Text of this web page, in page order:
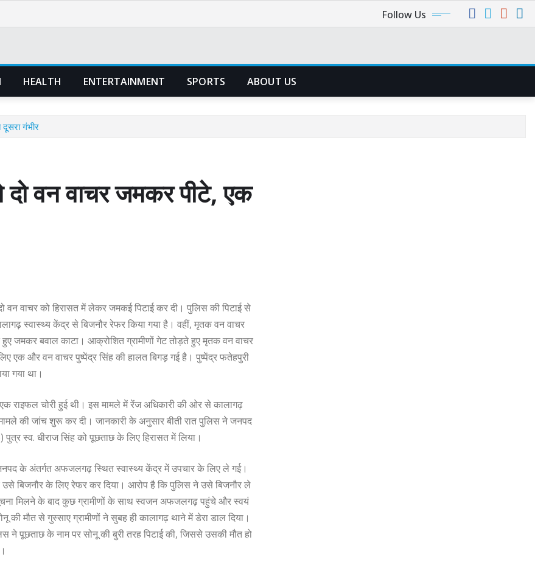
Follow Us
HEALTH ENTERTAINMENT SPORTS ABOUT US
गंभीर
वन वाचर जमकर पीटे, एक
वन वाचर को हिरासत में लेकर जमकई पिटाई कर दी। पुलिस की पिटाई से
स्वास्थ्य केंद्र से बिजनौर रेफर किया गया है। वहीं, मृतक वन वाचर
जमकर बवाल काटा। आक्रोशित ग्रामीणों गेट तोड़ते हुए मृतक वन वाचर
एक और वन वाचर पुष्पेंद्र सिंह की हालत बिगड़ गई है। पुष्पेंद्र फतेहपुरी
गया था।
राइफल चोरी हुई थी। इस मामले में रेंज अधिकारी की ओर से कालागढ़
की जांच शुरू कर दी। जानकारी के अनुसार बीती रात पुलिस ने जनपद
स्व. धीराज सिंह को पूछताछ के लिए हिरासत में लिया।
के अंतर्गत अफजलगढ़ स्थित स्वास्थ्य केंद्र में उपचार के लिए ले गई।
बिजनौर के लिए रेफर कर दिया। आरोप है कि पुलिस ने उसे बिजनौर ले
मिलने के बाद कुछ ग्रामीणों के साथ स्वजन अफजलगढ़ पहुंचे और स्वयं
मौत से गुस्साए ग्रामीणों ने सुबह ही कालागढ़ थाने में डेरा डाल दिया।
पूछताछ के नाम पर सोनू की बुरी तरह पिटाई की, जिससे उसकी मौत हो